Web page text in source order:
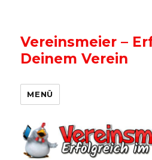
Vereinsmeier –
Deinem Verein
MENÜ